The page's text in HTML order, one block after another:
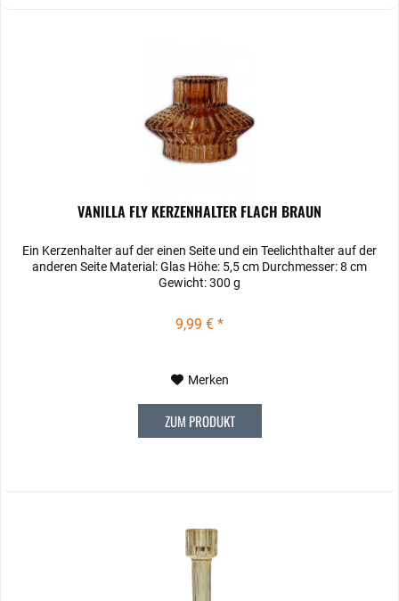
VANILLA FLY KERZENHALTER FLACH BRAUN
Ein Kerzenhalter auf der einen Seite und ein Teelichthalter auf der
anderen Seite Material: Glas Höhe: 5,5 cm Durchmesser: 8 cm
Gewicht: 300 g
9,99 € *
Merken
ZUM PRODUKT